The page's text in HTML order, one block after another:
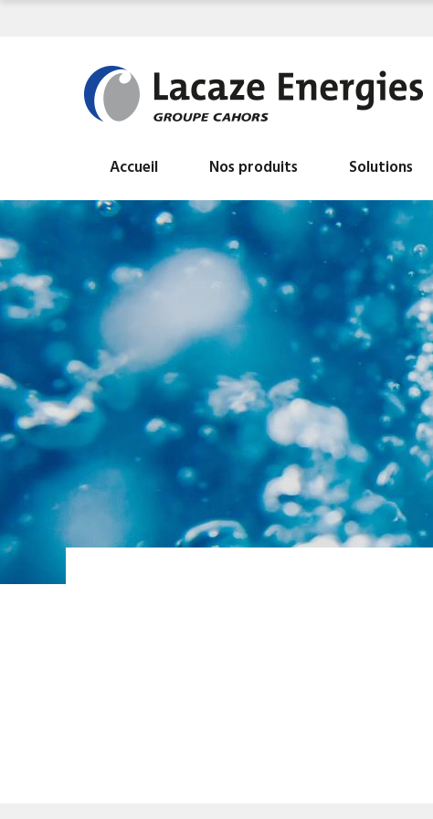
Accueil Nos produits Solutions
Tous nos produits
BALLON ECS HYDROGAZ
INDUSTRIELS
BALLON INDUSTRIEL AIR LIBRE
BALLON INDUSTRIEL EAU CHAUDE DE
CHAUFFAGE
BALLON INDUSTRIEL EAU GLACEE
BALLON INDUSTRIEL TAMPON D EAU
CHAUDE SANITAIRE